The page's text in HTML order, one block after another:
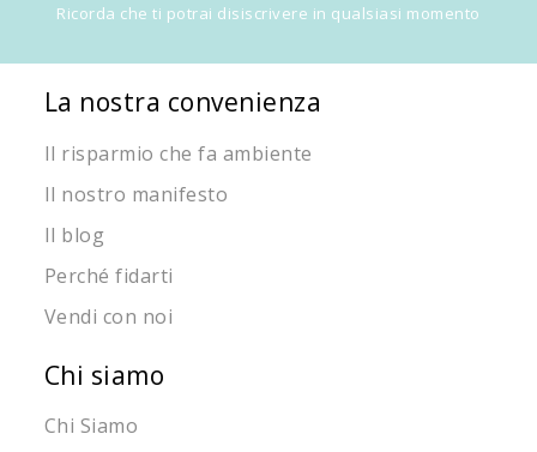
Ricorda che ti potrai disiscrivere in qualsiasi momento
La nostra convenienza
Il risparmio che fa ambiente
Il nostro manifesto
Il blog
Perché fidarti
Vendi con noi
Chi siamo
Chi Siamo